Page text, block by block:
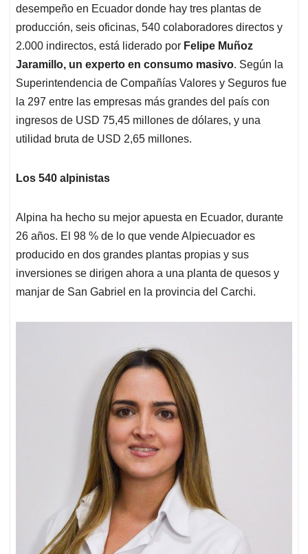
desempeño en Ecuador donde hay tres plantas de
producción, seis oficinas, 540 colaboradores directos y
2.000 indirectos, está liderado por Felipe Muñoz
Jaramillo, un experto en consumo masivo. Según la
Superintendencia de Compañías Valores y Seguros fue
la 297 entre las empresas más grandes del país con
ingresos de USD 75,45 millones de dólares, y una
utilidad bruta de USD 2,65 millones.
Los 540 alpinistas
Alpina ha hecho su mejor apuesta en Ecuador, durante
26 años. El 98 % de lo que vende Alpiecuador es
producido en dos grandes plantas propias y sus
inversiones se dirigen ahora a una planta de quesos y
manjar de San Gabriel en la provincia del Carchi.